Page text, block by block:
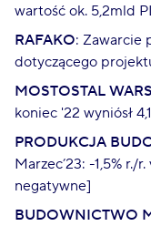
wartość ok. 5,2mld
RAFAKO: Zawarcie
dotyczącego
MOSTOSTAL
koniec '22 wyniósł
PRODUKCJA
Marzec’23: -1,5% r./
negatywne]
BUDOWNICTWO